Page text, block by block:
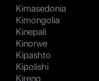
Kimasedonia
Kimongolia
Kinepali
Kinorwe
Kipashto
Kipolishi
Kireno